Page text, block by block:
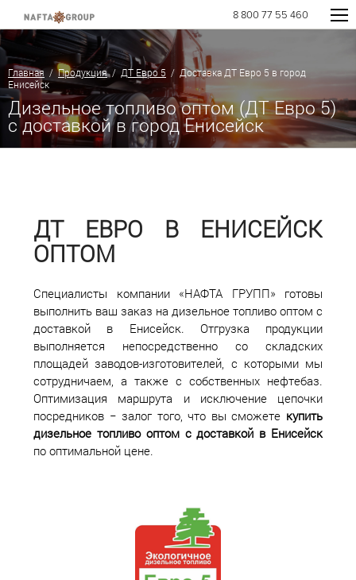
8 800 77 55 460
Главная /Продукция/ ДТ Евро 5 / Доставка ДТ Евро 5 в город
Енисейск
Дизельное топливо оптом (ДТ Евро 5)
с доставкой в город Енисейск
ДТ ЕВРО В ЕНИСЕЙСК
ОПТОМ
Специалисты компании «НАФТА ГРУПП» готовы
выполнить ваш заказ на дизельное топливо оптом с
доставкой в Енисейск. Отгрузка продукции
выполняется непосредственно со складских
площадей заводов-изготовителей, с которыми мы
сотрудничаем, а также с собственных нефтебаз.
Оптимизация маршрута и исключение цепочки
посредников − залог того, что вы сможете купить
дизельное топливо оптом с доставкой в Енисейск
по оптимальной цене.